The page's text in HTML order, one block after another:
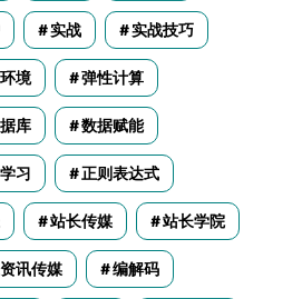
实战 实战技巧
境 弹性计算
库 数据赋能
习 正则表达式
站长传媒 站长学院
讯传媒 编解码